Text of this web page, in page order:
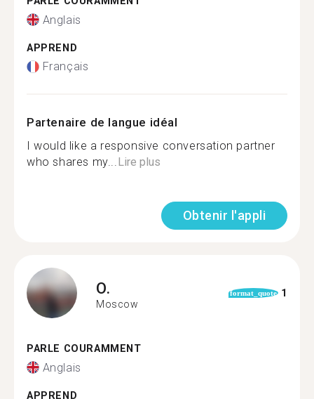
Anglais
APPREND
Français
Partenaire de langue idéal
I would like a responsive conversation partner
who shares my...Lire plus
Obtenir l'appli
O.
Moscow
format_quote 1
PARLE COURAMMENT
Anglais
APPREND